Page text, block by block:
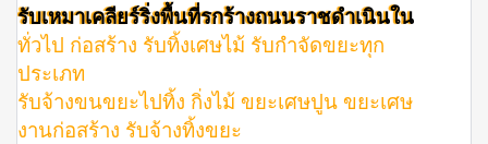
รับเหมาเคลียร์ริ่งพื้นที่รกร้างถนนราชดำเนินใน
ทั่วไป ก่อสร้าง รับทิ้งเศษไม้ รับกำจัดขยะทุก
ประเภท
รับจ้างขนขยะไปทิ้ง กิ่งไม้ ขยะเศษปูน ขยะเศษ
งานก่อสร้าง รับจ้างทิ้งขยะ